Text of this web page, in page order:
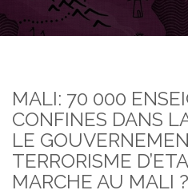
MALI: 70 000
CONFINES DANS
LE
TERRORISME
MARCHE AU MALI ?